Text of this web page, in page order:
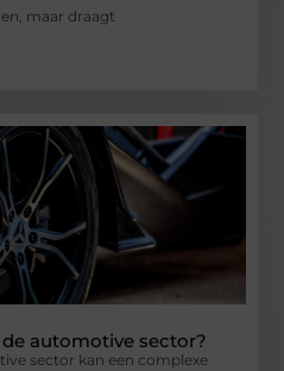
maar draagt
automotive sector?
sector kan een complexe